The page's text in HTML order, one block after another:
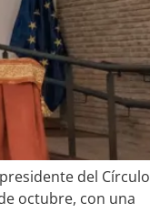
del Círculo
octubre, con una